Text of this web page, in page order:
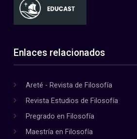
Enlaces relacionados
Areté - Revista de Filosofía
Revista Estudios de Filosofía
Pregrado en Filosofía
Maestría en Filosofía